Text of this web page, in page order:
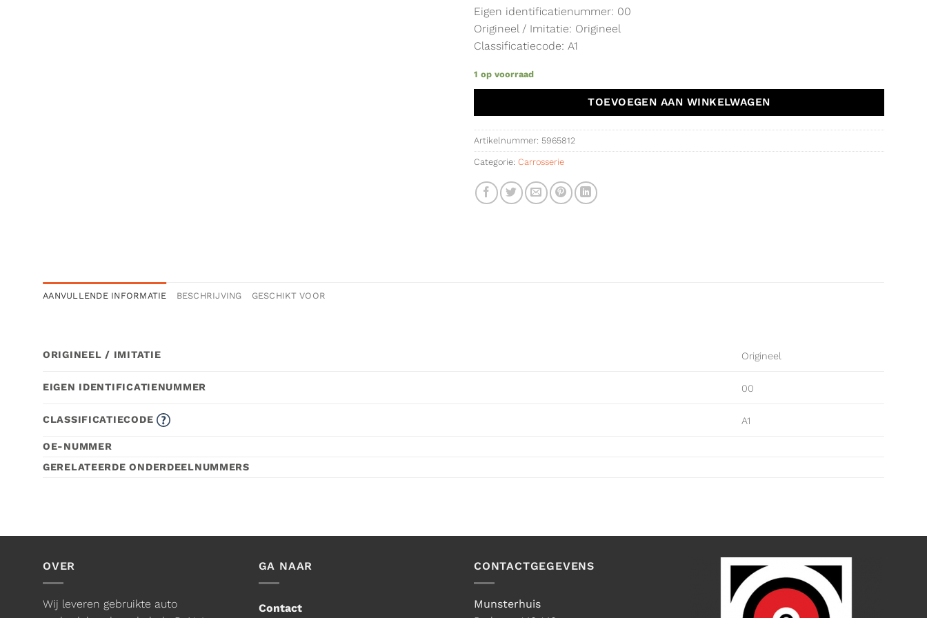
Eigen identificatienummer: 00
Origineel / Imitatie: Origineel
Classificatiecode: A1
1 op voorraad
TOEVOEGEN AAN WINKELWAGEN
Artikelnummer: 5965812
Categorie: Carrosserie
AANVULLENDE INFORMATIE BESCHRIJVING GESCHIKT VOOR
ORIGINEEL / IMITATIE Origineel
EIGEN IDENTIFICATIENUMMER 00
CLASSIFICATIECODE A1
OE-NUMMER
GERELATEERDE ONDERDEELNUMMERS
OVER
Wij leveren gebruikte auto
GA NAAR
Contact
CONTACTGEGEVENS
Munsterhuis